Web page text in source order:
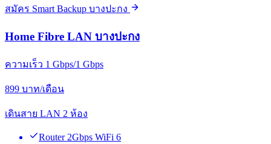
สมัคร Smart Backup บางปะกง
Home Fibre LAN บางปะกง
ความเร็ว 1 Gbps/1 Gbps
899 บาท/เดือน
เดินสาย LAN 2 ห้อง
Router 2Gbps WiFi 6